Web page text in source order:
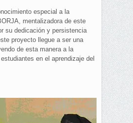
especial a la
mentalizadora de este
su dedicación y persistencia
proyecto llegue a ser una
de esta manera a la
en el aprendizaje del